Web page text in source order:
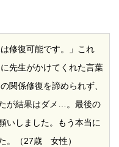
修復可能です。」これ
先生がかけてくれた言葉
関係修復を諦められず、
が結果はダメ…。最後の
いしました。もう本当に
。（27歳 女性）